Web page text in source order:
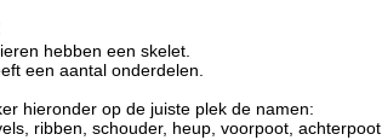
hebben een skelet.
een aantal onderdelen.
hieronder op de juiste plek de namen:
ribben, schouder, heup, voorpoot, achterpoot.